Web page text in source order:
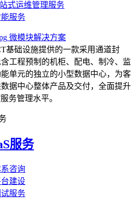
式运维管理服务
服务
微模块解决方案
基础设施提供的一款采用通道封
工程预制的机柜、配电、制冷、监
单元的独立的小型数据中心，为客
数据中心整体产品及交付，全面提升
务管理水平。
服务
咨询
建设
服务